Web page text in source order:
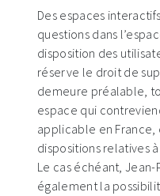
Des espaces
questions dans
disposition des
réserve le droit de
demeure préalable,
espace qui
applicable en France,
dispositions relatives
Le cas échéant,
également la